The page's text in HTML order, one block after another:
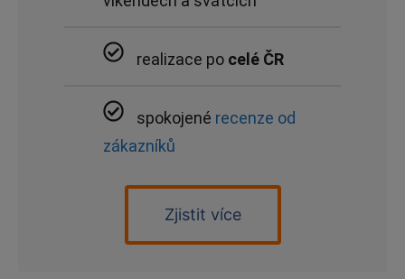
realizace po celé ČR
spokojené recenze od
zákazníků
Zjistit více